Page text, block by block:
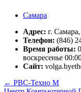
Самара
Адрес: г.
Телефон: (846)
Время работы:
воскресенье
Сайт:
← РВС-Техно М